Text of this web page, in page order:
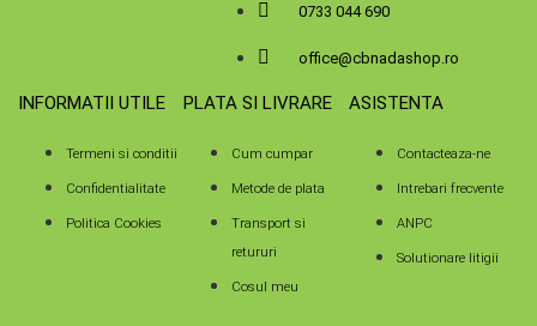
0733 044 690
office@cbnadashop.ro
INFORMATII UTILE
Termeni si conditii
Confidentialitate
Politica Cookies
PLATA SI LIVRARE
Cum cumpar
Metode de plata
Transport si
retururi
Cosul meu
ASISTENTA
Contacteaza-ne
Intrebari frecvente
ANPC
Solutionare litigii